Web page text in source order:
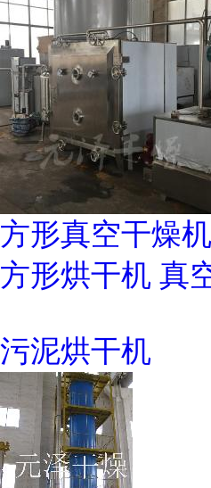
方形真空干燥
方形烘干机 真
污泥烘干机